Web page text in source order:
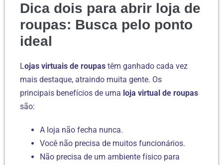
Dica dois para abrir loja de
roupas: Busca pelo ponto
ideal
Lojas virtuais de roupas têm ganhado cada vez
mais destaque, atraindo muita gente. Os
principais benefícios de uma loja virtual de roupas
são:
A loja não fecha nunca.
Você não precisa de muitos funcionários.
Não precisa de um ambiente físico para